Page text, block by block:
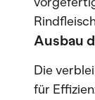
Ausbau
Die
für